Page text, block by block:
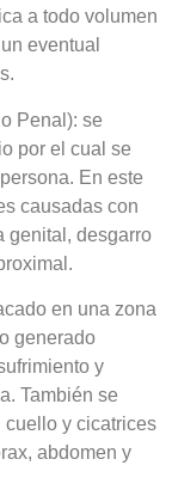
a todo volumen
eventual
Penal): se
por el cual se
En este
causadas con
genital, desgarro
en una zona
generado
y
También se
cuello y cicatrices
abdomen y